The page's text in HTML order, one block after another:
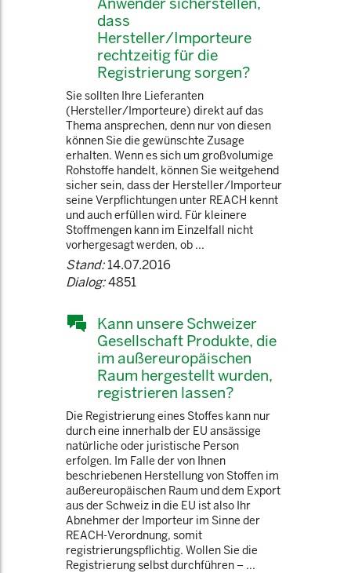
dass
Hersteller/Importeure
rechtzeitig für die
Registrierung sorgen?
Sie sollten Ihre Lieferanten
(Hersteller/Importeure) direkt auf das
Thema ansprechen, denn nur von diesen
können Sie die gewünschte Zusage
erhalten. Wenn es sich um großvolumige
Rohstoffe handelt, können Sie weitgehend
sicher sein, dass der Hersteller/Importeur
seine Verpflichtungen unter REACH kennt
und auch erfüllen wird. Für kleinere
Stoffmengen kann im Einzelfall nicht
vorhergesagt werden, ob ...
Stand:14.07.2016
Dialog:4851
Kann unsere Schweizer
Gesellschaft Produkte, die
im außereuropäischen
Raum hergestellt wurden,
registrieren lassen?
Die Registrierung eines Stoffes kann nur
durch eine innerhalb der EU ansässige
natürliche oder juristische Person
erfolgen. Im Falle der von Ihnen
beschriebenen Herstellung von Stoffen im
außereuropäischen Raum und dem Export
aus der Schweiz in die EU ist also Ihr
Abnehmer der Importeur im Sinne der
REACH-Verordnung, somit
registrierungspflichtig. Wollen Sie die
Registrierung selbst durchführen – ...